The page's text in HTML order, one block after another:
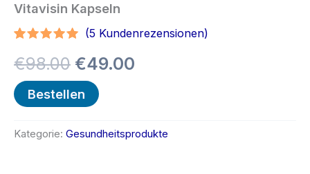
Vitavisin Kapseln
mit 4.75
von 5,
basierend
auf
Kundenbewertungen
(5Kundenrezensionen)
€98.00 Ursprünglicher
Preis
€98.00
€49.00
Bestellen
Kategorie: Gesundheitsprodukte